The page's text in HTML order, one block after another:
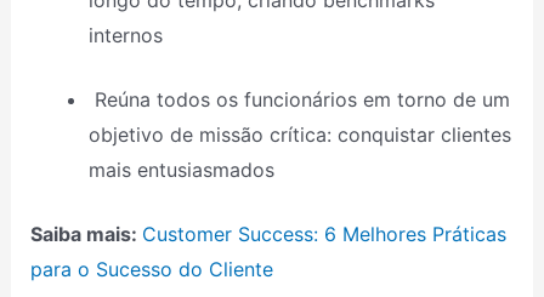
internos
Reúna todos os funcionários em torno de um
objetivo de missão crítica: conquistar clientes
mais entusiasmados
Saiba mais: Customer Success: 6 Melhores Práticas
para o Sucesso do Cliente